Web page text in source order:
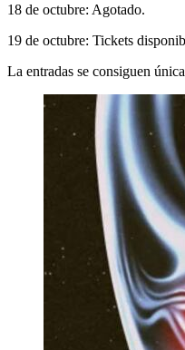
18 de octubre: Agotado.
19 de octubre: Tickets
La entradas se consiguen